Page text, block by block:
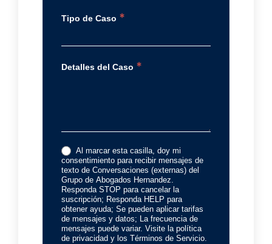
Tipo de Caso *
Detalles del Caso *
Al marcar esta casilla, doy mi
consentimiento para recibir mensajes de
texto de Conversaciones (externas) del
Grupo de Abogados Hernandez.
Responda STOP para cancelar la
suscripción; Responda HELP para
obtener ayuda; Se pueden aplicar tarifas
de mensajes y datos; La frecuencia de
mensajes puede variar. Visite la política
de privacidad y los Términos de Servicio.